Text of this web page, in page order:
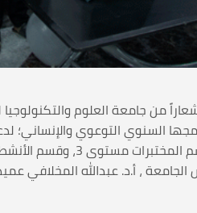
من جامعة العلوم
السنوي التوعوي
والخطابية، وبازاراً
، أ.د. عبدالله المخلافي